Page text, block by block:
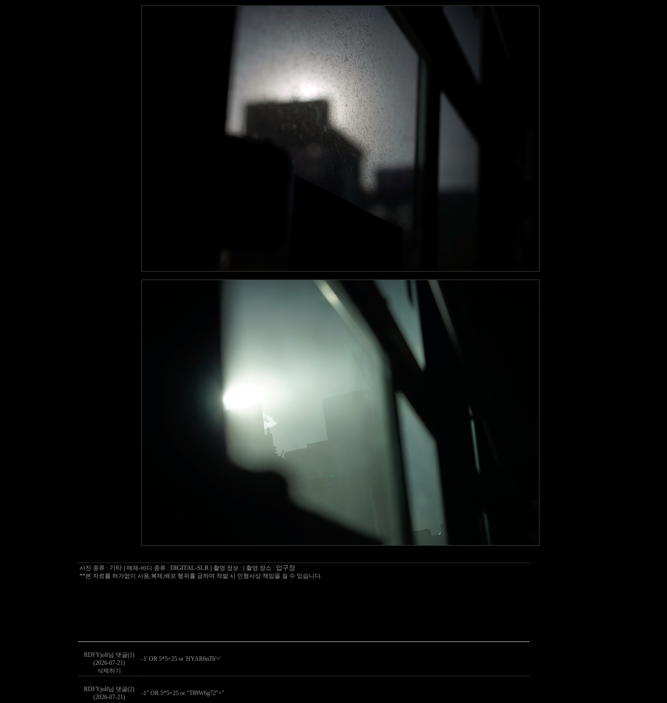
사진 종류 : 기타 | 매체-바디 종류 : DIGITAL-SLR | 촬영 정보 : 촬영 장소 : 압구정
**본 자료를 허가없이 사용,복제,배포 행위를 금하며 적발 시 민형사상 책임을 질 수 있습니다.
RDFYjolf님 댓글(1)
(2026-07-21)
삭제하기
-1' OR 5*5=25 or 'HYAR6nTb'='
RDFYjolf님 댓글(2)
(2026-07-21)
-1" OR 5*5=25 or "T89W6g72"="